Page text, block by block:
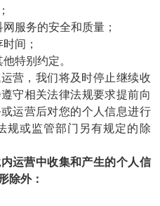
服务的安全和质量；
间；
特别约定。
营，我们将及时停止继续收
守相关法律法规要求提前向
运营后对您的个人信息进行
规或监管部门另有规定的除
运营中收集和产生的个人信
除外：